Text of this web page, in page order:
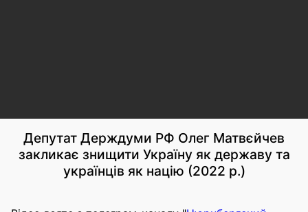
Депутат Держдуми РФ Олег Матвєйчев
закликає знищити Україну як державу та
українців як націю (2022 р.)